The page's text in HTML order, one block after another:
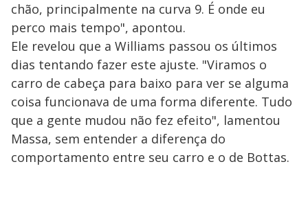
chão, principalmente na curva 9. É onde eu
perco mais tempo", apontou.
Ele revelou que a Williams passou os últimos
dias tentando fazer este ajuste. "Viramos o
carro de cabeça para baixo para ver se alguma
coisa funcionava de uma forma diferente. Tudo
que a gente mudou não fez efeito", lamentou
Massa, sem entender a diferença do
comportamento entre seu carro e o de Bottas.